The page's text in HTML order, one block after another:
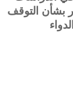
بشأن التوقف